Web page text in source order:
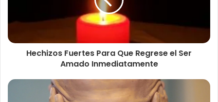
Hechizos Fuertes Para Que Regrese el Ser
Amado Inmediatamente